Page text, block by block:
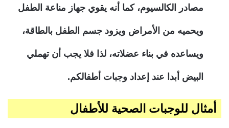
مصادر الكالسيوم، كما أنه يقوي جهاز مناعة الطفل
ويحميه من الأمراض ويزود جسم الطفل بالطاقة،
ويساعده في بناء عضلاته، لذا فلا يجب أن تهملي
البيض أبدا عند إعداد وجبات أطفالكم.
أمثال للوجبات الصحية للأطفال